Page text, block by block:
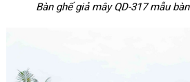
Bàn ghế giả mây QD-317 mẫu